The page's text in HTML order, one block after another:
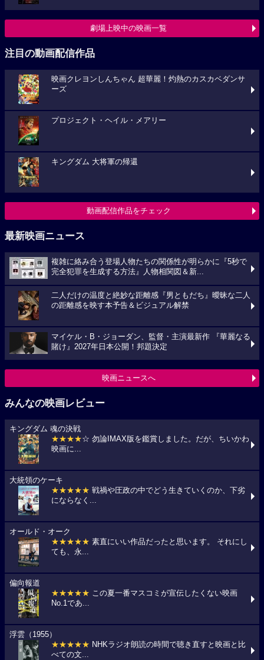
劇場上映中の映画一覧
注目の動画配信作品
映画クレヨンしんちゃん 超華麗！灼熱のカスカベダンサ
ーズ
プロジェクト・ヘイル・メアリー
キングダム 大将軍の帰還
動画配信作品をチェック
最新映画ニュース
複雑に絡み合う登場人物たちの関係性が明らかに『5秒で
完全犯罪を生成する方法』人物相関図＆新...
二人だけの温度と絶妙な距離感『男ともだち』曖昧な二人
の距離感を映す本予告＆ビジュアル解禁
マイケル・B・ジョーダン、監督・主演最新作 『華麗なる
賭け』2027年日本公開！邦題決定
映画ニュースへ
みんなの映画レビュー
キングダム 魂の決戦
★★★★☆ 勿論IMAX版を鑑賞しました。だが、ちいかわ
映画に...
大統領のケーキ
★★★★★ 戦禍や圧政の中でどう生きていくのか、下劣
にならなく...
オールド・オーク
★★★★★ 素直にいい作品だったと思います。 それにし
ても、永...
偏向報道
★★★★★ この夏一番マスコミが宣伝したくない映画
No.1であ...
浮雲（1955）
★★★★★ NHKラジオ朗読の時間で聴き直すと映画と比
べての文...